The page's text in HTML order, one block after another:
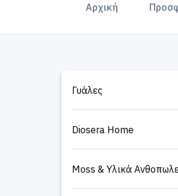
Αρχική (current)
Γυάλες
Diosera Home
Moss & Υλικά